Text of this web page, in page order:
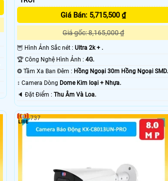
Giá Bán: 5,715,500 ₫
Giá gốc: 8,165,000 ₫
🦉 Hình Ảnh Sắc nét : Ultra 2k + .
🏆 Công Nghệ Hình Ảnh : 4G.
❂ Tầm Xa Ban Đêm : Hồng Ngoại 30m Hồng Ngoại SMD.
↕️ Camera Dòng Dome Kim loại + Nhựa.
️🔈 Đặt Điểm : Thu Âm Và Loa.
737